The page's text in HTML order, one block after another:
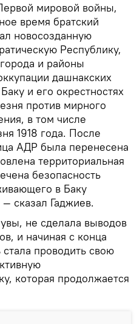
мировой войны,
время братский
новосозданную
Республику,
и районы
дашнакских
и его окрестностях
против мирного
в том числе
1918 года. После
АДР была перенесена
территориальная
безопасность
в Баку
сказал Гаджиев.
не сделала выводов
и начиная с конца
проводить свою
которая продолжается